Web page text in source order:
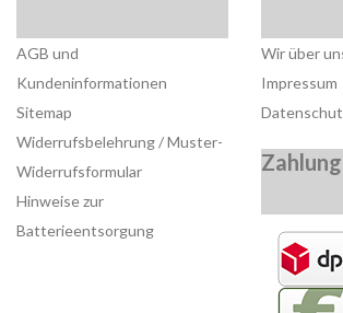
AGB und
Kundeninformationen
Sitemap
Widerrufsbelehrung / Muster-
Widerrufsformular
Hinweise zur
Batterieentsorgung
Wir über
Impressum